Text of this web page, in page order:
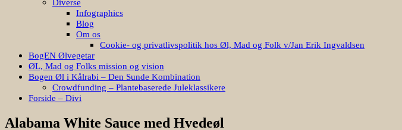
Diverse
Infographics
Blog
Om os
Cookie- og privatlivspolitik hos Øl, Mad og Folk v/Jan Erik Ingvaldsen
BogEN Ølvegetar
ØL, Mad og Folks mission og vision
Bogen Øl i Kålrabi – Den Sunde Kombination
Crowdfunding – Plantebaserede Juleklassikere
Forside – Divi
Alabama White Sauce med Hvedeøl